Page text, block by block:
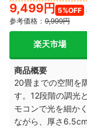
9,499円 5%OFF
参考価格： 9,999円
楽天市場
商品概要
20畳までの空間を
す。12段階の調光
モコンで光を細か
ながら、厚さ